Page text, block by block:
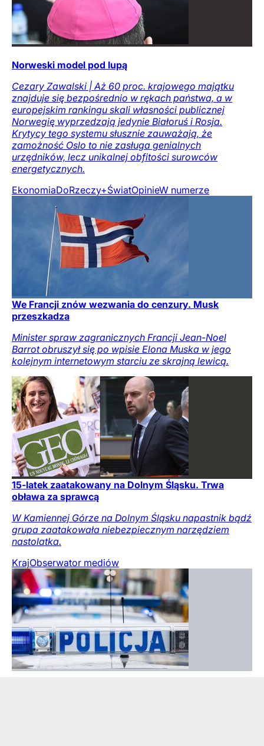
Norweski model pod lupą
Cezary Zawalski | Aż 60 proc. krajowego majątku
znajduje się bezpośrednio w rękach państwa, a w
europejskim rankingu skali własności publicznej
Norwegię wyprzedzają jedynie Białoruś i Rosja.
Krytycy tego systemu słusznie zauważają, że
zamożność Oslo to nie zasługa genialnych
urzędników, lecz unikalnej obfitości surowców
energetycznych.
EkonomiaDoRzeczy+ŚwiatOpinieW numerze
We Francji znów wezwania do cenzury. Musk
przeszkadza
Minister spraw zagranicznych Francji Jean-Noel
Barrot obruszył się po wpisie Elona Muska w jego
kolejnym internetowym starciu ze skrajną lewicą.
15-latek zaatakowany na Dolnym Śląsku. Trwa
obława za sprawcą
W Kamiennej Górze na Dolnym Śląsku napastnik bądź
grupa zaatakowała niebezpiecznym narzędziem
nastolatka.
KrajObserwator mediów